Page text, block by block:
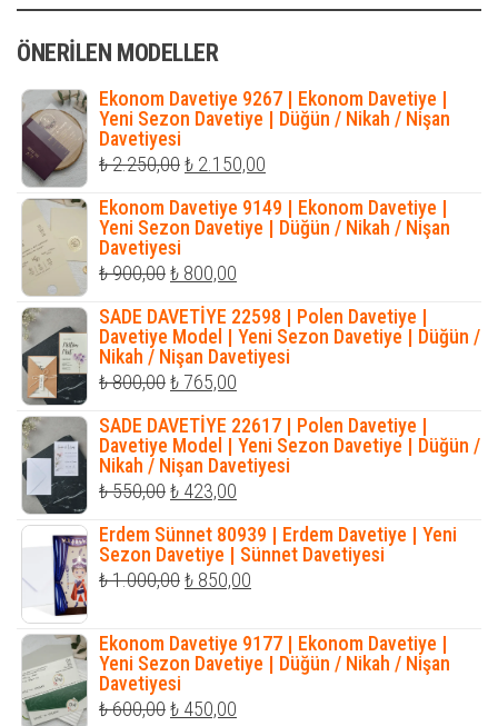
ÖNERILEN MODELLER
Ekonom Davetiye 9267 | Ekonom Davetiye |
Yeni Sezon Davetiye | Düğün / Nikah / Nişan
Davetiyesi
₺2.250,00Orijinal
fiyat:
₺ 2.250,00.
₺ 2.150,00
andaki
fiyat:
Ekonom Davetiye 9149 | Ekonom Davetiye |
Yeni Sezon Davetiye | Düğün / Nikah / Nişan
Davetiyesi
₺900,00Orijinal
fiyat:
₺ 900,00.
₺ 800,00
andaki
fiyat:
₺ 800,00.
SADE DAVETİYE 22598 | Polen Davetiye |
Davetiye Model | Yeni Sezon Davetiye | Düğün /
Nikah / Nişan Davetiyesi
₺800,00Orijinal
fiyat:
₺ 800,00.
₺ 765,00
andaki
fiyat:
₺ 765,00.
SADE DAVETİYE 22617 | Polen Davetiye |
Davetiye Model | Yeni Sezon Davetiye | Düğün /
Nikah / Nişan Davetiyesi
₺550,00Orijinal
fiyat:
₺ 550,00.
₺ 423,00
andaki
fiyat:
₺ 423,00.
Erdem Sünnet 80939 | Erdem Davetiye | Yeni
Sezon Davetiye | Sünnet Davetiyesi
₺1.000,00Orijinal
₺ 1.000,00.
₺ 850,00
fiyat:
₺ 850,00.
Ekonom Davetiye 9177 | Ekonom Davetiye |
Yeni Sezon Davetiye | Düğün / Nikah / Nişan
Davetiyesi
₺600,00Orijinal
₺ 450,00